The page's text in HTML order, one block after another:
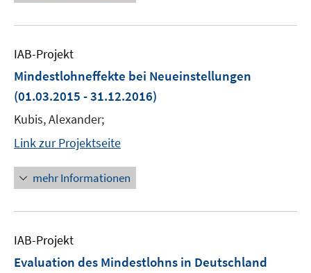
IAB-Projekt
Mindestlohneffekte bei Neueinstellungen
(01.03.2015 - 31.12.2016)
Kubis, Alexander;
Link zur Projektseite
mehr Informationen
IAB-Projekt
Evaluation des Mindestlohns in Deutschland